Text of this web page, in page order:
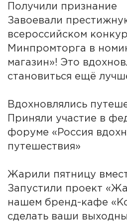
Получили признание
Завоевали
всероссийском
Минпромторга в
магазин»! Это
становиться ещё
Вдохновлялись
Приняли участие в
форуме «Россия
путешествия»
Жарили пятницу
Запустили проект
нашем бренд-кафе
сделать ваши